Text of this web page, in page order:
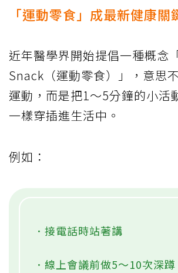
「運動零食」成最新健康關
近年醫學界開始提倡一種概念
Snack（運動零食）」，意思
運動，而是把1～5分鐘的小活
一樣穿插進生活中。
例如：
．接電話時站著講
．線上會議前做5～10次深蹲